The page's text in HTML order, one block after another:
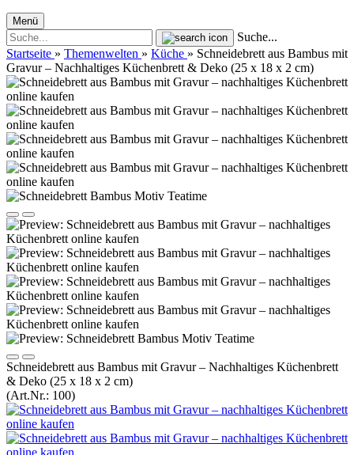
Menü
Suche...
Startseite » Themenwelten » Küche » Schneidebrett aus Bambus mit
Gravur – Nachhaltiges Küchenbrett & Deko (25 x 18 x 2 cm)
Schneidebrett aus Bambus mit Gravur – Nachhaltiges Küchenbrett
& Deko (25 x 18 x 2 cm)
(Art.Nr.: 100)